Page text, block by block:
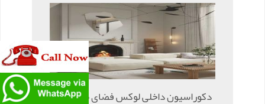
دکوراسیون داخلی لوکس فضای نشیمن با